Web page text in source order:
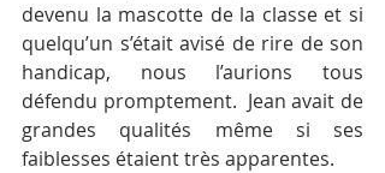
devenu la mascotte de la classe et si
quelqu’un s’était avisé de rire de son
handicap, nous l’aurions tous
défendu promptement.  Jean avait de
grandes qualités même si ses
faiblesses étaient très apparentes.